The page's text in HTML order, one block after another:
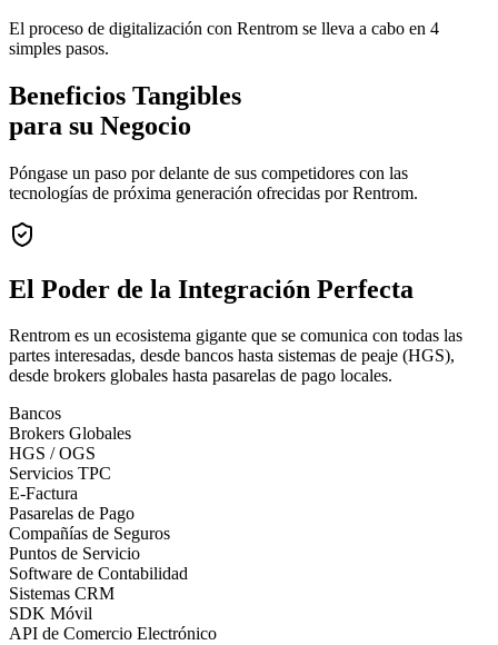
El proceso de digitalización con Rentrom se lleva a cabo en 4
simples pasos.
Beneficios Tangibles
para su Negocio
Póngase un paso por delante de sus competidores con las
tecnologías de próxima generación ofrecidas por Rentrom.
El Poder de la Integración Perfecta
Rentrom es un ecosistema gigante que se comunica con todas las
partes interesadas, desde bancos hasta sistemas de peaje (HGS),
desde brokers globales hasta pasarelas de pago locales.
Bancos
Brokers Globales
HGS / OGS
Servicios TPC
E-Factura
Pasarelas de Pago
Compañías de Seguros
Puntos de Servicio
Software de Contabilidad
Sistemas CRM
SDK Móvil
API de Comercio Electrónico